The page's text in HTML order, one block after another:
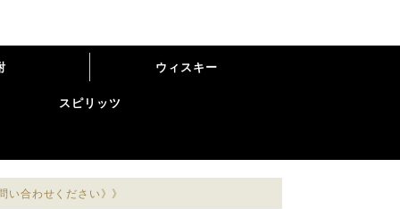
ウィスキー
スピリッツ
合わせください》》